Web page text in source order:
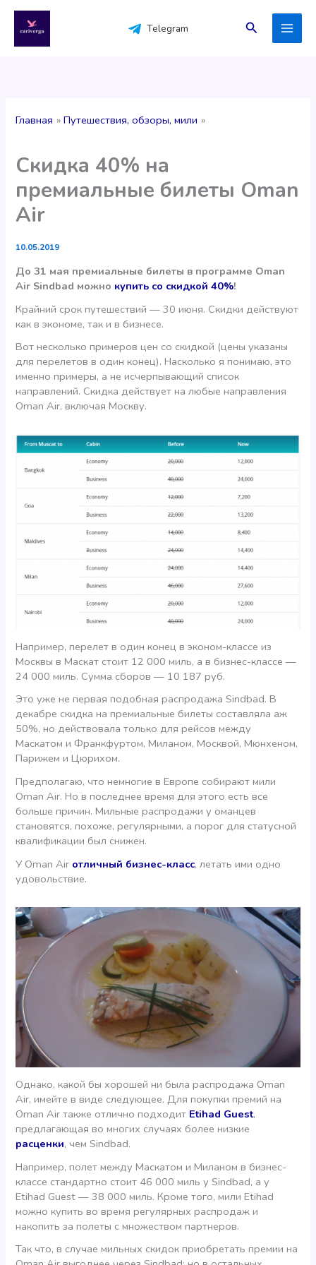
содержимому
Telegram Поиск
Главная Путешествия, обзоры, мили
Скидка 40% на
премиальные билеты Oman
Air
10.05.2019
До 31 мая премиальные билеты в программе Oman
Air Sindbad можно купить со скидкой 40%!
Крайний срок путешествий — 30 июня. Скидки действуют
как в экономе, так и в бизнесе.
Вот несколько примеров цен со скидкой (цены указаны
для перелетов в один конец). Насколько я понимаю, это
именно примеры, а не исчерпывающий список
направлений. Скидка действует на любые направления
Oman Air, включая Москву.
Например, перелет в один конец в эконом-классе из
Москвы в Маскат стоит 12 000 миль, а в бизнес-классе —
24 000 миль. Сумма сборов — 10 187 руб.
Это уже не первая подобная распродажа Sindbad. В
декабре скидка на премиальные билеты составляла аж
50%, но действовала только для рейсов между
Маскатом и Франкфуртом, Миланом, Москвой, Мюнхеном,
Парижем и Цюрихом.
Предполагаю, что немногие в Европе собирают мили
Oman Air. Но в последнее время для этого есть все
больше причин. Мильные распродажи у оманцев
становятся, похоже, регулярными, а порог для статусной
квалификации был снижен.
У Oman Air отличный бизнес-класс, летать ими одно
удовольствие.
Однако, какой бы хорошей ни была распродажа Oman
Air, имейте в виде следующее. Для покупки премий на
Oman Air также отлично подходит Etihad Guest,
предлагающая во многих случаях более низкие
расценки, чем Sindbad.
Например, полет между Маскатом и Миланом в бизнес-
классе стандартно стоит 46 000 миль у Sindbad, а у
Etihad Guest — 38 000 миль. Кроме того, мили Etihad
можно купить во время регулярных распродаж и
накопить за полеты с множеством партнеров.
Так что, в случае мильных скидок приобретать премии на